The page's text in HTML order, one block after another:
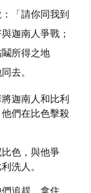
「請你同我到
迦南人爭戰；
所得之地
去。
迦南人和比利
們在比色擊殺
色，與他爭
洗人。
追趕，拿住